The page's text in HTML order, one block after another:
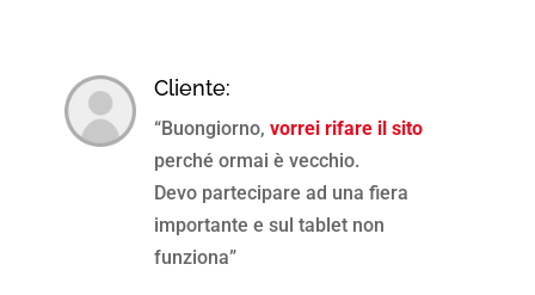
Cliente:
“Buongiorno, vorrei rifare il sito
perché ormai è vecchio.
Devo partecipare ad una fiera
importante e sul tablet non
funziona”